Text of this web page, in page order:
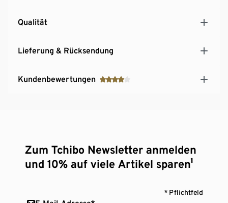
Qualität
Lieferung & Rücksendung
Kundenbewertungen
Zum Tchibo Newsletter anmelden
und 10% auf viele Artikel sparen¹
* Pflichtfeld